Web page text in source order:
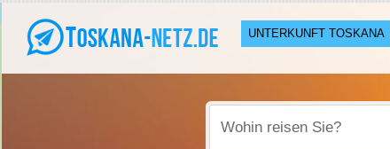
UNTERKUNFT TOSKANA
Wohin reisen Sie?